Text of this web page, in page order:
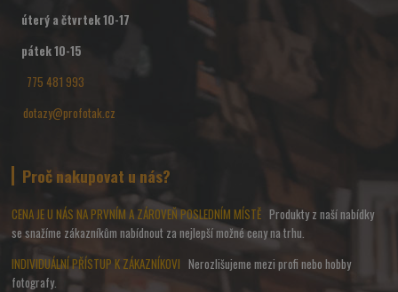
úterý a čtvrtek 10-17
pátek 10-15
775 481 993
dotazy@profotak.cz
Proč nakupovat u nás?
CENA JE U NÁS NA PRVNÍM A ZÁROVEŇ POSLEDNÍM MÍSTĚ Produkty z naší nabídky
se snažíme zákazníkům nabídnout za nejlepší možné ceny na trhu.
INDIVIDUÁLNÍ PŘÍSTUP K ZÁKAZNÍKOVINerozlišujeme mezi profi nebo hobby
fotografy.